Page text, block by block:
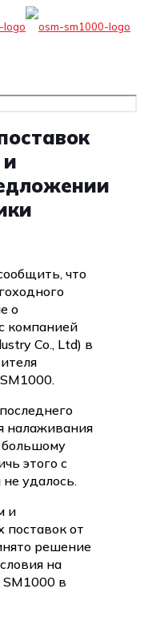
и
что
о
компанией
Co., Ltd) в
налаживания
большому
этого с
удалось.
и
поставок от
решение
на
SM1000 в